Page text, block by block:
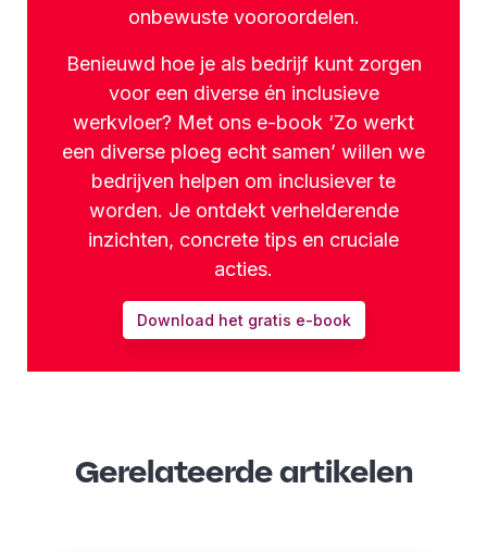
onbewuste vooroordelen.
Benieuwd hoe je als bedrijf kunt zorgen
voor een diverse én inclusieve
werkvloer? Met ons e-book ‘Zo werkt
een diverse ploeg echt samen’ willen we
bedrijven helpen om inclusiever te
worden. Je ontdekt verhelderende
inzichten, concrete tips en cruciale
acties.
Download het gratis e-book
Gerelateerde artikelen